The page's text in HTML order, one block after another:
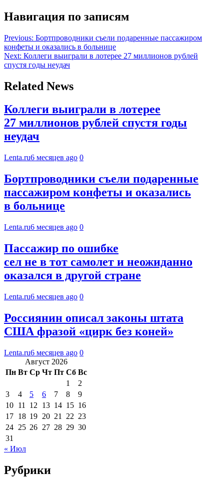
Навигация по записям
Previous: Бортпроводники съели подаренные пассажиром
конфеты и оказались в больнице
Next: Коллеги выиграли в лотерее 27 миллионов рублей
спустя годы неудач
Related News
Коллеги выиграли в лотерее
27 миллионов рублей спустя годы
неудач
Lenta.ru6 месяцев ago 0
Бортпроводники съели подаренные
пассажиром конфеты и оказались
в больнице
Lenta.ru6 месяцев ago 0
Пассажир по ошибке
сел не в тот самолет и неожиданно
оказался в другой стране
Lenta.ru6 месяцев ago 0
Россиянин описал законы штата
США фразой «цирк без коней»
Lenta.ru6 месяцев ago 0
Август 2026
Пн Вт Ср Чт Пт Сб Вс
1
2
3
4 5 6 7 8
9
10 11 12 13 14 15 16
17 18 19 20 21 22 23
24 25 26 27 28 29 30
31
« Июл
Рубрики